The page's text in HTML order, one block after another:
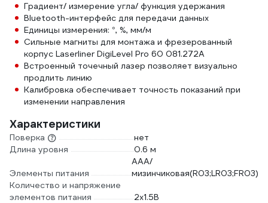
Градиент/ измерение угла/ функция удержания
Bluetooth-интерфейс для передачи данных
Единицы измерения: °, %, мм/м
Сильные магниты для монтажа и фрезерованный
корпус Laserliner DigiLevel Pro 60 081.272A
Встроенный точечный лазер позволяет визуально
продлить линию
Калибровка обеспечивает точность показаний при
изменении направления
Характеристики
Поверка
нет
Длина уровня
0.6 м
Элементы питания
AAA/
мизинчиковая(R03;LR03;FR03)
Количество и напряжение
элементов питания
2х1.5B